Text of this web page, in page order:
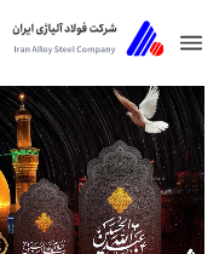
صفحه نخست - شرکت
عام)